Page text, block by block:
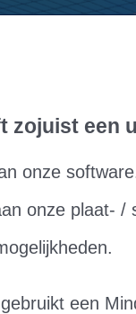
zojuist een
onze
onze plaat- /
een